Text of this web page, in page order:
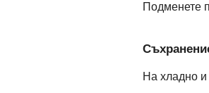
Подменете
На хладно и